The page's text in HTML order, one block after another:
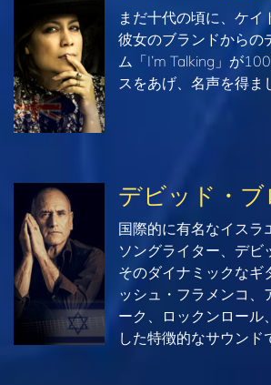
まだ十代の頃に、ケイ
彼女のブランドからの
ム「I’m Talking」が
スをあげ、名声を得ま
デビッド・ブ
国際的に有名なイスラ
ソングライター、デビ
そのダイナミックなギ
ッシュ・フラメンコ、
ーク、ロックンロール
した特徴的なサウンド